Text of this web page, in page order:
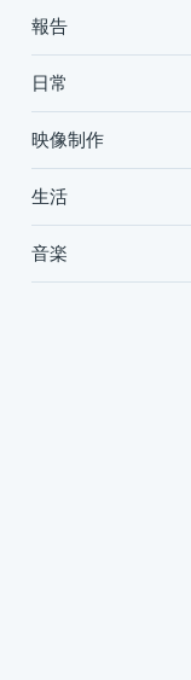
報告
日常
映像制作
生活
音楽